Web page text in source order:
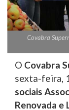
Covabra
O Covabra
sexta-feira,
sociais
Renovada e